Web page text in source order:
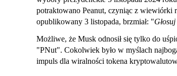
potraktowano Peanut, czyniąc z wiewiórki
opublikowany 3 listopada, brzmiał: "
Możliwe, że Musk odnosił się tylko do
"PNut". Cokolwiek było w myślach
impuls dla wiralności tokena